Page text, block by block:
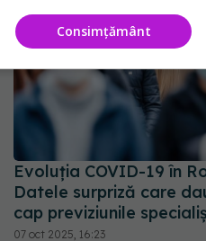
Evoluția COVID-19 în
Datele surpriză care
cap previziunile
07 oct 2025, 16:23
Consimțământ